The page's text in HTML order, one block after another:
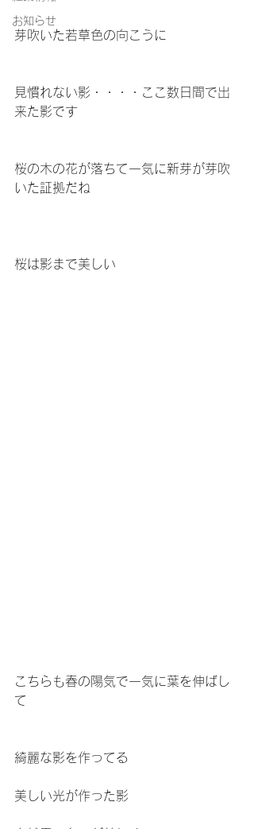
お知らせ
芽吹いた若草色の向こうに
見慣れない影・・・・ここ数日間で出
来た影です
桜の木の花が落ちて一気に新芽が芽吹
いた証拠だね
桜は影まで美しい
こちらも春の陽気で一気に葉を伸ばし
て
綺麗な影を作ってる
美しい光が作った影